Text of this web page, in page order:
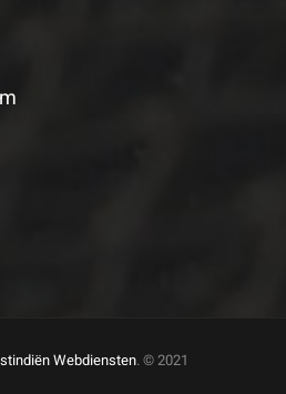
Webdiensten. © 2021